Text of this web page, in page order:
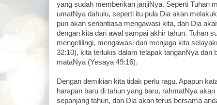
yang sudah memberikan janjiNya. Seperti Tuhan
umatNya dahulu, seperti itu pula Dia akan
pun akan senantiasa mengawasi kita, dan Dia
dengan kita dari awal sampai akhir tahun. Tuhan
mengelilingi, mengawasi dan menjaga kita
32:10), kita terlukis dalam telapak tanganNya dan
mataNya (Yesaya 49:16).
Dengan demikian kita tidak perlu ragu. Apapun
harapan baru di tahun yang baru, rahmatNya
sepanjang tahun, dan Dia akan terus bersama